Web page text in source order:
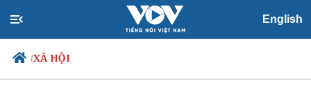
English
/XÃ HỘI